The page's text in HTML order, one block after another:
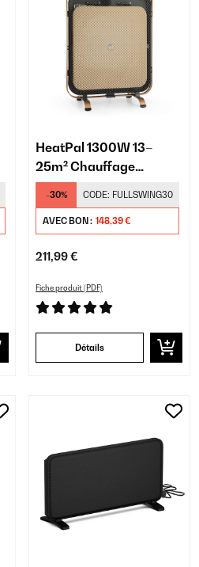
HeatPal 1300W 13–
25m² Chauffage
Infrarouge sur Pied Noir
-30% CODE: FULLSWING30
AVEC BON : 148,39 €
211,99 €
Fiche produit (PDF)
Détails